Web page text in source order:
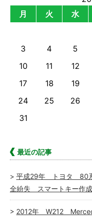
月
火 水
3
4 5
10
11 12
17
18 19
24
25 26
31
最近の記事
平成29年 トヨタ 80
全紛失 スマートキー作
2012年 W212